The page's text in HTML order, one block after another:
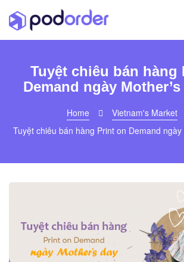
Tuyệt chiêu bán hàng
Demand ngày Mother’s
Home
Vietnam's Market
Tuyệt chiêu bán hàng Print on Demand ngày